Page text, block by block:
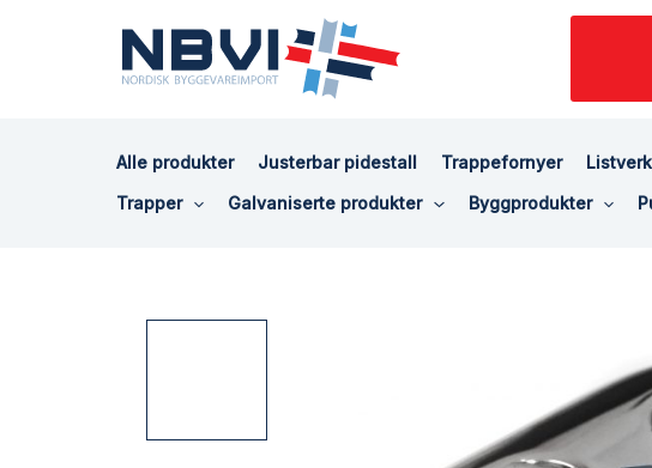
Alle produkter Justerbar pidestall Trappefornyer
Trapper
Galvaniserte produkter Byggprodukter